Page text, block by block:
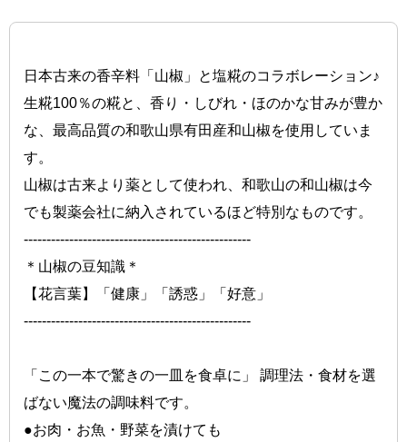
日本古来の香辛料「山椒」と塩糀のコラボレーション♪
生糀100％の糀と、香り・しびれ・ほのかな甘みが豊か
な、最高品質の和歌山県有田産和山椒を使用していま
す。
山椒は古来より薬として使われ、和歌山の和山椒は今
でも製薬会社に納入されているほど特別なものです。
--------------------------------------------------
＊山椒の豆知識＊
【花言葉】「健康」「誘惑」「好意」
--------------------------------------------------
「この一本で驚きの一皿を食卓に」 調理法・食材を選
ばない魔法の調味料です。
●お肉・お魚・野菜を漬けても